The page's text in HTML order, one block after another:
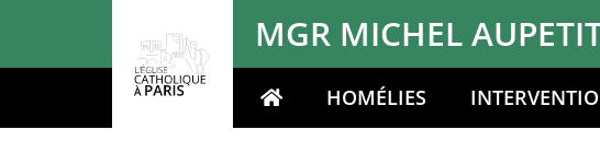
MGR MICHEL
Votre rechercheHOMÉLIES